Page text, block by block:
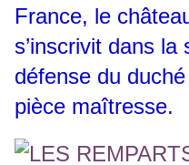
France, le
s’inscrivit dans
défense du
pièce maîtresse.